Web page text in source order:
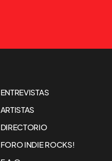
ENTREVISTAS
ARTISTAS
DIRECTORIO
FORO INDIE ROCKS!